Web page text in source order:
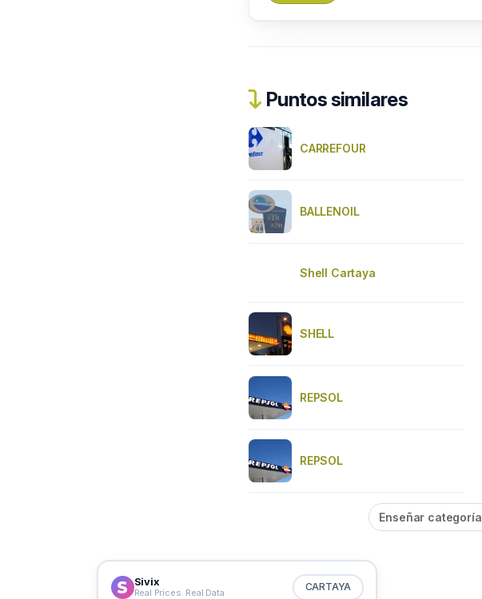
Puntos similares
CARREFOUR
BALLENOIL
Shell Cartaya
SHELL
REPSOL
REPSOL
Enseñar categoría
Sivix
Real Prices. Real Data CARTAYA